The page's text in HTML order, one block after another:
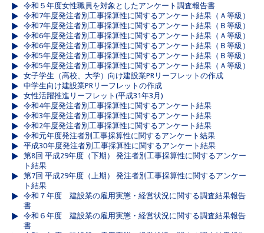
令和５年度女性職員を対象としたアンケート調査報告書
令和7年度発注者別工事採算性に関するアンケート結果（Ａ等級）
令和7年度発注者別工事採算性に関するアンケート結果（Ｂ等級）
令和6年度発注者別工事採算性に関するアンケート結果（Ａ等級）
令和6年度発注者別工事採算性に関するアンケート結果（Ｂ等級）
令和5年度発注者別工事採算性に関するアンケート結果（Ｂ等級）
令和5年度発注者別工事採算性に関するアンケート結果（Ａ等級）
女子学生（高校、大学）向け建設業PRリーフレットの作成
中学生向け建設業PRリーフレットの作成
女性活躍推進リーフレット(平成31年3月)
令和4年度発注者別工事採算性に関するアンケート結果
令和3年度発注者別工事採算性に関するアンケート結果
令和2年度発注者別工事採算性に関するアンケート結果
令和元年度発注者別工事採算性に関するアンケート結果
平成30年度発注者別工事採算性に関するアンケート結果
第8回 平成29年度（下期） 発注者別工事採算性に関するアンケー
ト結果
第7回 平成29年度（上期） 発注者別工事採算性に関するアンケー
ト結果
令和７年度 建設業の雇用実態・経営状況に関する調査結果報告
書
令和６年度 建設業の雇用実態・経営状況に関する調査結果報告
書